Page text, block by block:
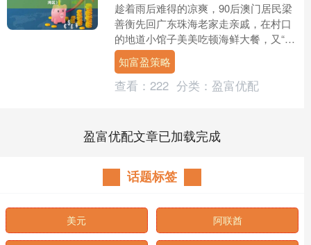
趁着雨后难得的凉爽，90后澳门居民梁
善衡先回广东珠海老家走亲戚，在村口
的地道小馆子美美吃顿海鲜大餐，又“指
尖”打车，穿过深中通道到深圳会朋友，
夜晚才回到家。 “....
知富盈策略
查看： 222 分类： 盈富优配
盈富优配文章已加载完成
话题标签
美元 阿联酋